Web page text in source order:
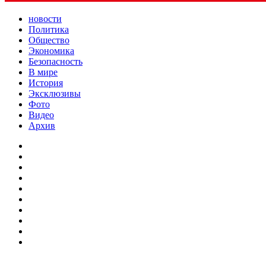
новости
Политика
Общество
Экономика
Безопасность
В мире
История
Эксклюзивы
Фото
Видео
Архив